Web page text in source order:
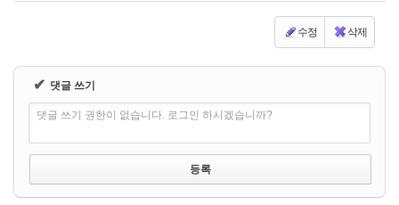
수정 삭제
✔ 댓글 쓰기
댓글 쓰기 권한이 없습니다. 로그인 하시겠습니까?